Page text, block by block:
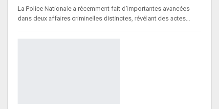
La Police Nationale a récemment fait d'importantes avancées
dans deux affaires criminelles distinctes, révélant des actes…